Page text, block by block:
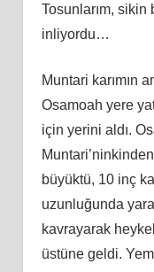
Tosunlarım, sikin
inliyordu…
Muntari karımın
Osamoah yere
için yerini aldı.
büyüktü, 10 inç
uzunluğunda
kavrayarak
üstüne geldi.